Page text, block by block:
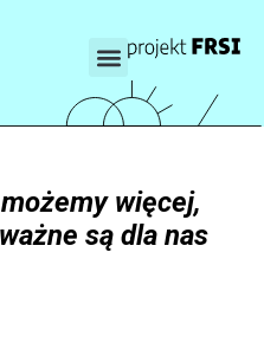
więcej,
są dla nas